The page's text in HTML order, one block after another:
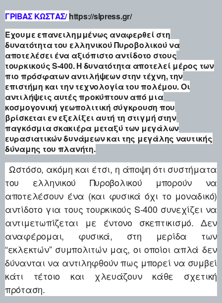
ΓΡΙΒΑΣ ΚΩΣΤΑΣ/ https://slpress.gr/
Έχουμε επανειλημμένως αναφερθεί στη
δυνατότητα του ελληνικού Πυροβολικού να
αποτελέσει ένα αξιόπιστο αντίδοτο στους
τουρκικούς S-400. Η δυνατότητα αποτελεί μέρος των
πιο πρόσφατων αντιλήψεων στην τέχνη, την
επιστήμη και την τεχνολογία του πολέμου. Οι
αντιλήψεις αυτές προκύπτουν από μια
κοσμογονική γεωπολιτική σύγκρουση που
βρίσκεται εν εξελίξει αυτή τη στιγμή στην
παγκόσμια σκακιέρα μεταξύ των μεγάλων
ευρασιατικών δυνάμεων και της μεγάλης ναυτικής
δύναμης του πλανήτη.
Ωστόσο, ακόμη και έτσι, η άποψη ότι συστήματα
του ελληνικού Πυροβολικού μπορούν να
αποτελέσουν ένα (και φυσικά όχι το μοναδικό)
αντίδοτο για τους τουρκικούς S-400 συνεχίζει να
αντιμετωπίζεται με έντονο σκεπτικισμό. Δεν
αναφέρομαι, φυσικά, στη μερίδα των
“εκλεκτών” συμπολιτών μας, οι οποίοι απλά δεν
δύνανται να αντιληφθούν πως μπορεί να συμβεί
κάτι τέτοιο και χλευάζουν κάθε σχετική
πρόταση.